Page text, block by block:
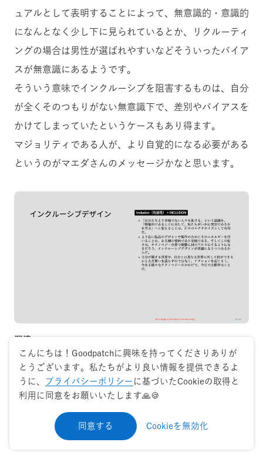
ュアルとして表明することによって、無意識的・意識的
になんとなく少し下に見られているとか、リクルーティ
ングの場合は男性が選ばれやすいなどそういったバイア
スが無意識にあるようです。
そういう意味でインクルーシブを阻害するものは、自分
が全くそのつもりがない無意識下で、差別やバイアスを
かけてしまっていたというケースもあり得ます。
マジョリティである人が、より自覚的になる必要がある
というのがマエダさんのメッセージかなと思います。
深津：
ちなみに前提で確認したいんですが、会場でインクルーシ
ブデザインをそもそもどういう意味だかわからない方いら
っしゃいますか？まずその紹介からしましょう。インクル
ーシブデザインのインクルーシブといえばインクルード、
含めるの品詞ですよね。なので、インクルーシブデザイン
というのはざっくり言えば、色々含んでいるデザインとい
うような意味です。
こんにちは！Goodpatchに興味を持ってくださりありが
とうございます。私たちがより良い情報を提供できるよ
うに、
プライバシーポリシー に基づいたCookieの取得と
利用に同意をお願いいたします🙏🍪
同意する Cookieを無効化